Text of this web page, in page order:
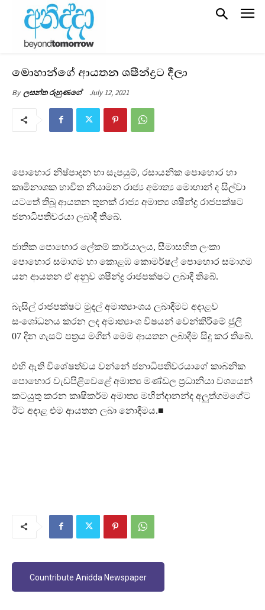
මොහාන්ගේ ආයතන ශෂීන්ද්‍රට දීලා
By ලසන්ත රුහුණගේ July 12, 2021
පොහොර නිෂ්පාදන හා සැපයුම්, රසායනික පොහොර හා
කෘමිනාශක භාවිත නියාමන රාජ්‍ය අමාත්‍ය මොහාන් ද සිල්වා
යටතේ තිබූ ආයතන තුනක් රාජ්‍ය අමාත්‍ය ශෂීන්ද්‍ර රාජපක්ෂට
ජනාධිපතිවරයා ලබාදී තිබේ.
ජාතික පොහොර ලේකම් කාර්යාලය, සීමාසහිත ලංකා
පොහොර සමාගම හා කොළඹ කොමර්ෂල් පොහොර සමාගම
යන ආයතන ඒ අනුව ශෂීන්ද්‍ර රාජපක්ෂට ලබාදී තිබේ.
බැසිල් රාජපක්ෂට මුදල් අමාත්‍යාංශය ලබාදීමට අදාළව
සංශෝධනය කරන ලද අමාත්‍යාංශ විෂයන් වෙන්කිරීමේ ජුලි
07 දින ගැසට් පත්‍රය මගින් මෙම ආයතන ලබාදීම සිදු කර තිබේ.
එහි ඇති විශේෂත්වය වන්නේ ජනාධිපතිවරයාගේ කාබනික
පොහොර වැඩපිළිවෙළේ අමාත්‍ය මණ්ඩල ප්‍රධානියා වශයෙන්
කටයුතු කරන කෘෂිකර්ම අමාත්‍ය මහින්දානන්ද අලුත්ගමගේට
ඊට අදාළ එම ආයතන ලබා නොදීමය.■
Countribute Anidda Newspaper